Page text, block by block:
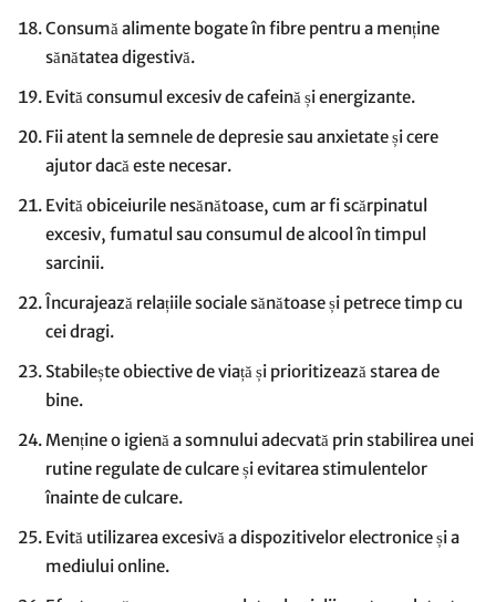
Consumă alimente bogate în fibre pentru a menține
sănătatea digestivă.
Evită consumul excesiv de cafeină și energizante.
Fii atent la semnele de depresie sau anxietate și cere
ajutor dacă este necesar.
Evită obiceiurile nesănătoase, cum ar fi scărpinatul
excesiv, fumatul sau consumul de alcool în timpul
sarcinii.
Încurajează relațiile sociale sănătoase și petrece timp cu
cei dragi.
Stabilește obiective de viață și prioritizează starea de
bine.
Menține o igienă a somnului adecvată prin stabilirea unei
rutine regulate de culcare și evitarea stimulentelor
înainte de culcare.
Evită utilizarea excesivă a dispozitivelor electronice și a
mediului online.